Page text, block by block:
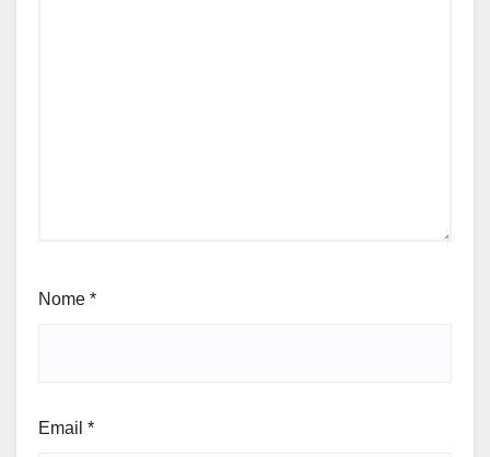
Nome *
Email *